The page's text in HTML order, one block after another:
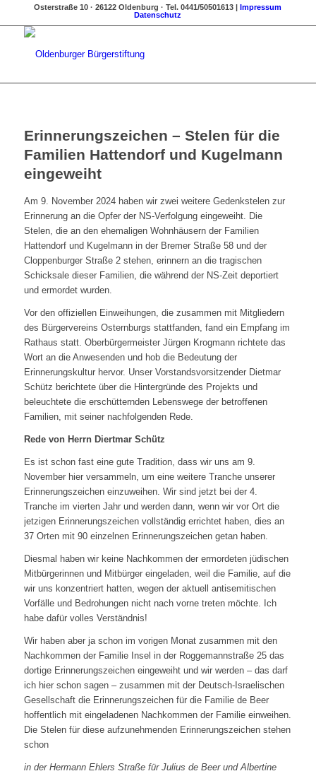
Osterstraße 10 · 26122 Oldenburg · Tel. 0441/50501613 |Impressum
Datenschutz
Erinnerungszeichen – Stelen für die
Familien Hattendorf und Kugelmann
eingeweiht
Am 9. November 2024 haben wir zwei weitere Gedenkstelen zur
Erinnerung an die Opfer der NS-Verfolgung eingeweiht. Die
Stelen, die an den ehemaligen Wohnhäusern der Familien
Hattendorf und Kugelmann in der Bremer Straße 58 und der
Cloppenburger Straße 2 stehen, erinnern an die tragischen
Schicksale dieser Familien, die während der NS-Zeit deportiert
und ermordet wurden.
Vor den offiziellen Einweihungen, die zusammen mit Mitgliedern
des Bürgervereins Osternburgs stattfanden, fand ein Empfang im
Rathaus statt. Oberbürgermeister Jürgen Krogmann richtete das
Wort an die Anwesenden und hob die Bedeutung der
Erinnerungskultur hervor. Unser Vorstandsvorsitzender Dietmar
Schütz berichtete über die Hintergründe des Projekts und
beleuchtete die erschütternden Lebenswege der betroffenen
Familien, mit seiner nachfolgenden Rede.
Rede von Herrn Diertmar Schütz
Es ist schon fast eine gute Tradition, dass wir uns am 9.
November hier versammeln, um eine weitere Tranche unserer
Erinnerungszeichen einzuweihen. Wir sind jetzt bei der 4.
Tranche im vierten Jahr und werden dann, wenn wir vor Ort die
jetzigen Erinnerungszeichen vollständig errichtet haben, dies an
37 Orten mit 90 einzelnen Erinnerungszeichen getan haben.
Diesmal haben wir keine Nachkommen der ermordeten jüdischen
Mitbürgerinnen und Mitbürger eingeladen, weil die Familie, auf die
wir uns konzentriert hatten, wegen der aktuell antisemitischen
Vorfälle und Bedrohungen nicht nach vorne treten möchte. Ich
habe dafür volles Verständnis!
Wir haben aber ja schon im vorigen Monat zusammen mit den
Nachkommen der Familie Insel in der Roggemannstraße 25 das
dortige Erinnerungszeichen eingeweiht und wir werden – das darf
ich hier schon sagen – zusammen mit der Deutsch-Israelischen
Gesellschaft die Erinnerungszeichen für die Familie de Beer
hoffentlich mit eingeladenen Nachkommen der Familie einweihen.
Die Stelen für diese aufzunehmenden Erinnerungszeichen stehen
schon
in der Hermann Ehlers Straße für Julius de Beer und Albertine